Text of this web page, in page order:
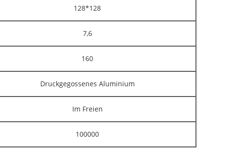
128*128
7,6
160
Druckgegossenes Aluminium
Im Freien
100000